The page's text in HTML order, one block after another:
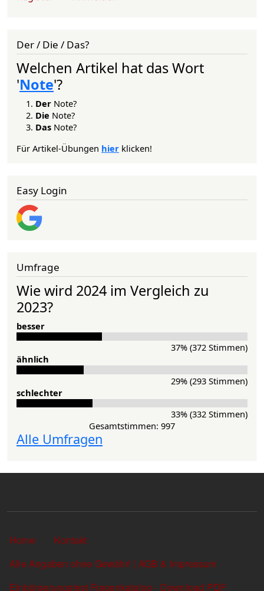
Der / Die / Das?
Welchen Artikel hat das Wort
'Note'?
Der Note?
Die Note?
Das Note?
Für Artikel-Übungen hier klicken!
Easy Login
Umfrage
Wie wird 2024 im Vergleich zu
2023?
besser
37% (372 Stimmen)
ähnlich
29% (293 Stimmen)
schlechter
33% (332 Stimmen)
Gesamtstimmen: 997
Alle Umfragen
Sekundärlinks
Home
Kontakt
Alle Angaben ohne Gewähr! | AGB & Impressum
Einbürgerungstest Fragenkatalog - Download PDF